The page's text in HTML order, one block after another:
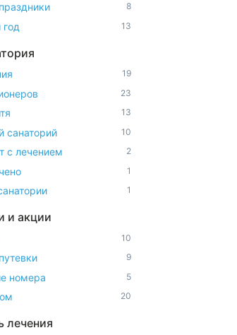
8
13
19
23
13
санаторий 10
с лечением 2
1
1
и акции
10
9
номера 5
20
лечения